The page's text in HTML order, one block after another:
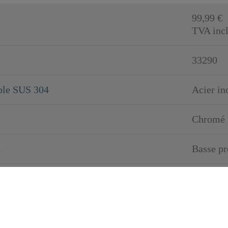
99,99 €
TVA
33290
SUS 304 Acier
Chromé
Basse